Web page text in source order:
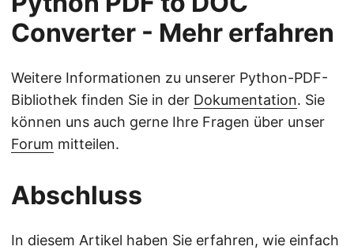
Converter - Mehr erfahren
Weitere Informationen zu unserer Python-PDF-
Bibliothek finden Sie in der Dokumentation. Sie
können uns auch gerne Ihre Fragen über unser
Forum mitteilen.
Abschluss
In diesem Artikel haben Sie erfahren, wie einfach